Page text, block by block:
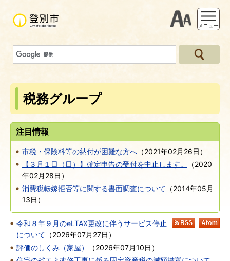
支援ツー
メニュー
税務グループ
注目情報
市税・保険料等の納付が困難な方へ （2021年02月26日 ）
【３月１日（日）】確定申告の受付を中止します。
（2020
年02月28日 ）
消費税転嫁拒否等に関する書面調査について （2014年05月
13日 ）
RSS
令和８年９月のeLTAX更改に伴うサービス停止
について （2026年07月27日 ）
評価のしくみ（家屋）
（2026年07月10日 ）